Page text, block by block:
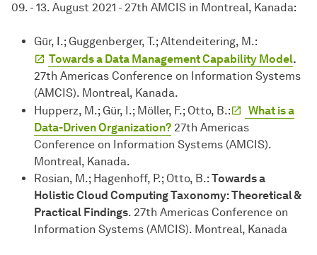
09. - 13. August 2021 - 27th AMCIS in Montreal, Kanada:
Gür, I.; Guggenberger, T.; Altendeitering, M.:
Towards a Data Management Capability Model.
27th Americas Conference on Information Systems
(AMCIS). Montreal, Kanada.
Hupperz, M.; Gür, I.; Möller, F.; Otto, B.:
What is a
Data-Driven Organization? 27th Americas
Conference on Information Systems (AMCIS).
Montreal, Kanada.
Rosian, M.; Hagenhoff, P.; Otto, B.: Towards a
Holistic Cloud Computing Taxonomy: Theoretical &
Practical Findings. 27th Americas Conference on
Information Systems (AMCIS). Montreal, Kanada